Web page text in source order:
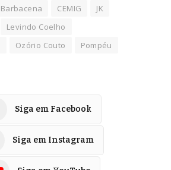
Barbacena CEMIG
JK
Levindo Coelho
Ozório Couto
Pompéu
Siga em Facebook
Siga em Instagram